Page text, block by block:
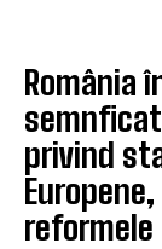
România
privind
reformele